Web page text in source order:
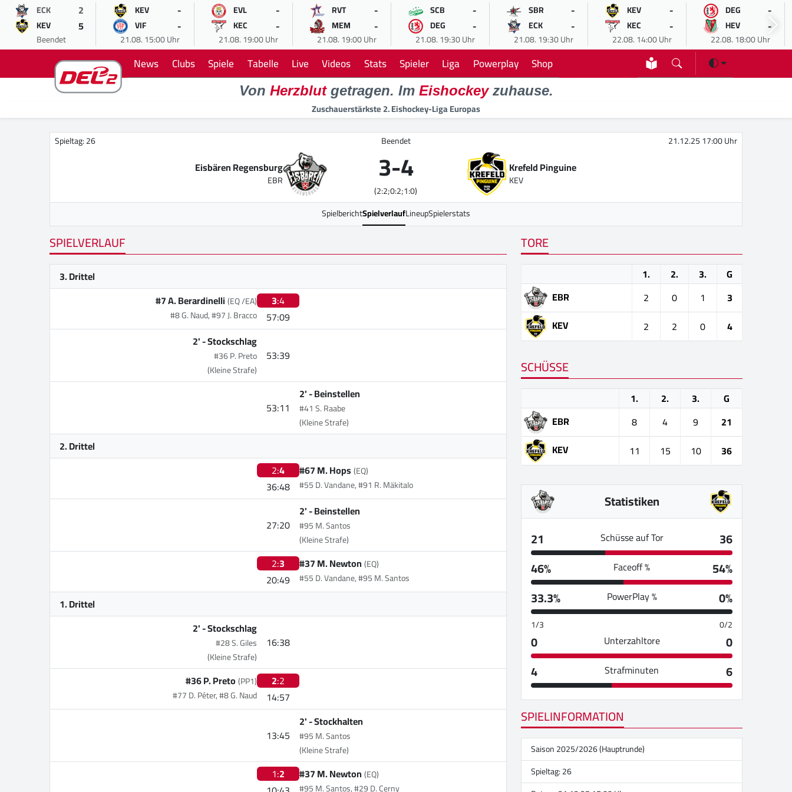
ECK 2
KEV 5
Beendet
KEV -
VIF -
21.08. 15:00 Uhr
EVL -
KEC -
21.08. 19:00 Uhr
RVT -
MEM -
21.08. 19:00 Uhr
SCB -
DEG -
21.08. 19:30 Uhr
SBR -
ECK -
21.08. 19:30 Uhr
KEV -
KEC -
22.08. 14:00 Uhr
DEG -
HEV -
22.08. 18:00 Uhr
News Clubs Spiele Tabelle Live Videos Stats Spieler Liga Powerplay Shop
Von Herzblutgetragen. Im Eishockeyzuhause.
Zuschauerstärkste 2. Eishockey-Liga Europas
Spieltag: 26 Beendet 21.12.25 17:00 Uhr
Eisbären Regensburg
EBR 3-4
(2:2;0:2;1:0)
Krefeld Pinguine
KEV
SpielberichtSpielverlaufLineupSpielerstats
SPIELVERLAUF
3. Drittel
3:4
57:09
#7 A. Berardinelli(EQ /EA)
#8 G. Naud, #97 J. Bracco
53:39
2' -Stockschlag
#36 P. Preto
(Kleine Strafe)
53:11
2' -Beinstellen
#41 S. Raabe
(Kleine Strafe)
2. Drittel
2:4
36:48
#67 M. Hops(EQ)
#55 D. Vandane, #91 R. Mäkitalo
27:20
2' -Beinstellen
#95 M. Santos
(Kleine Strafe)
2:3
20:49
#37 M. Newton(EQ)
#55 D. Vandane, #95 M. Santos
1. Drittel
16:38
2' -Stockschlag
#28 S. Giles
(Kleine Strafe)
2:2
14:57
#36 P. Preto(PP1)
#77 D. Péter, #8 G. Naud
13:45
2' -Stockhalten
#95 M. Santos
(Kleine Strafe)
1:2
#37 M. Newton(EQ)
#95 M. Santos, #29 D. Cerny
TORE
1. 2. 3.
G
EBR
2 0 1
3
KEV
2 2 0 4
SCHÜSSE
1. 2. 3.
G
EBR
8 4 9
21
KEV
11 15 10 36
Statistiken
21
Schüsse auf Tor
36
46%
Faceoff %
54%
33.3%
PowerPlay % 0%
1/3 0/2
0 Unterzahltore
0
4
Strafminuten 6
SPIELINFORMATION
Saison 2025/2026 (Hauptrunde)
Spieltag: 26